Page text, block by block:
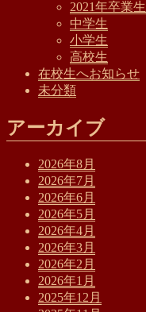
2021年卒業生
中学生
小学生
高校生
在校生へお知らせ
未分類
アーカイブ
2026年8月
2026年7月
2026年6月
2026年5月
2026年4月
2026年3月
2026年2月
2026年1月
2025年12月